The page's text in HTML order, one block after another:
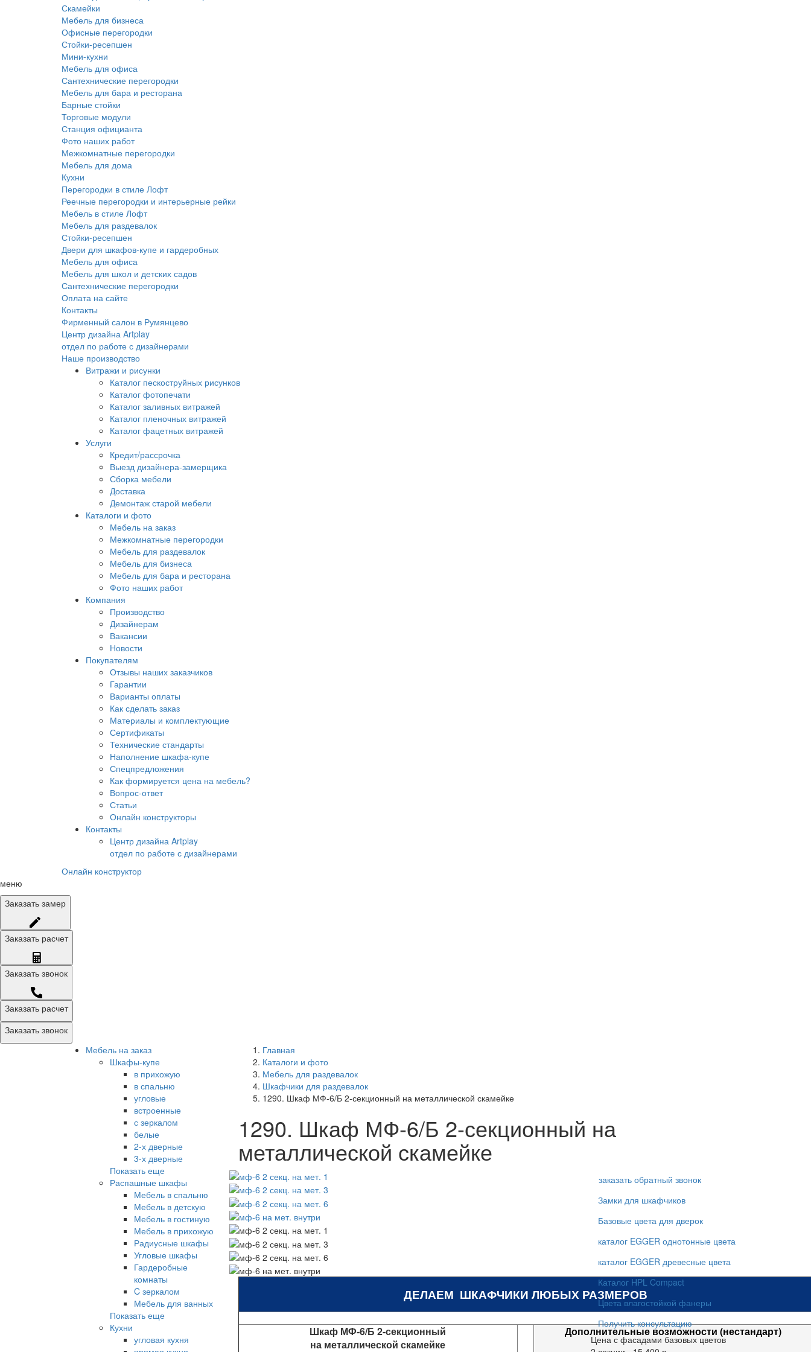
Скамейки
Мебель для бизнеса
Офисные перегородки
Стойки-ресепшен
Мини-кухни
Мебель для офиса
Сантехнические перегородки
Мебель для бара и ресторана
Барные стойки
Торговые модули
Станция официанта
Фото наших работ
Межкомнатные перегородки
Мебель для дома
Кухни
Перегородки в стиле Лофт
Реечные перегородки и интерьерные рейки
Мебель в стиле Лофт
Мебель для раздевалок
Стойки-ресепшен
Двери для шкафов-купе и гардеробных
Мебель для офиса
Мебель для школ и детских садов
Сантехнические перегородки
Оплата на сайте
Контакты
Фирменный салон в Румянцево
Центр дизайна Artplay
отдел по работе с дизайнерами
Наше производство
Витражи и рисунки
Каталог пескоструйных рисунков
Каталог фотопечати
Каталог заливных витражей
Каталог пленочных витражей
Каталог фацетных витражей
Услуги
Кредит/рассрочка
Выезд дизайнера-замерщика
Сборка мебели
Доставка
Демонтаж старой мебели
Каталоги и фото
Мебель на заказ
Межкомнатные перегородки
Мебель для раздевалок
Мебель для бизнеса
Мебель для бара и ресторана
Фото наших работ
Компания
Производство
Дизайнерам
Вакансии
Новости
Покупателям
Отзывы наших заказчиков
Гарантии
Варианты оплаты
Как сделать заказ
Материалы и комплектующие
Сертификаты
Технические стандарты
Наполнение шкафа-купе
Спецпредложения
Как формируется цена на мебель?
Вопрос-ответ
Статьи
Онлайн конструкторы
Контакты
Центр дизайна Artplay
отдел по работе с дизайнерами
Онлайн конструктор
меню
Заказать замер
Заказать расчет
Заказать звонок
Заказать расчет
Заказать звонок
Мебель на заказ
Шкафы-купе
в прихожую
в спальню
угловые
встроенные
с зеркалом
белые
2-х дверные
3-х дверные
Показать еще
Распашные шкафы
Мебель в спальню
Мебель в детскую
Мебель в гостиную
Мебель в прихожую
Радиусные шкафы
Угловые шкафы
Гардеробные
комнаты
C зеркалом
Мебель для ванных
Показать еще
Кухни
угловая кухня
Главная
Каталоги и фото
Мебель для раздевалок
Шкафчики для раздевалок
1290. Шкаф МФ-6/Б 2-секционный на металлической скамейке
1290. Шкаф МФ-6/Б 2-секционный на
металлической скамейке
ДЕЛАЕМ ШКАФЧИКИ ЛЮБЫХ РАЗМЕРОВ
Шкаф МФ-6/Б 2-секционный
на металлической скамейке
Дополнительные возможности (нестандарт)
заказать обратный звонок
Замки для шкафчиков
Базовые цвета для дверок
каталог EGGER однотонные цвета
каталог EGGER древесные цвета
Каталог HPL Compact
Цвета влагостойкой фанеры
Получить консультацию
Цена с фасадами базовых цветов